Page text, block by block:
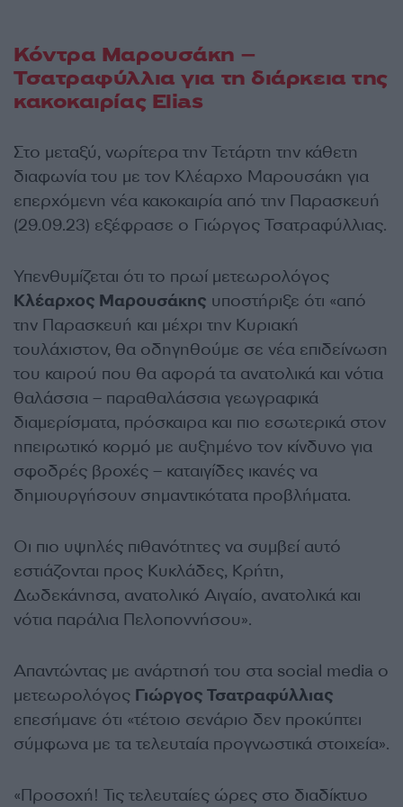
Κόντρα Μαρουσάκη –
Τσατραφύλλια για τη διάρκεια της
κακοκαιρίας Elias
Στο μεταξύ, νωρίτερα την Τετάρτη την κάθετη
διαφωνία του με τον Κλέαρχο Μαρουσάκη για
επερχόμενη νέα κακοκαιρία από την Παρασκευή
(29.09.23) εξέφρασε ο Γιώργος Τσατραφύλλιας.
Υπενθυμίζεται ότι το πρωί μετεωρολόγος
Κλέαρχος Μαρουσάκης υποστήριξε ότι «από
την Παρασκευή και μέχρι την Κυριακή
τουλάχιστον, θα οδηγηθούμε σε νέα επιδείνωση
του καιρού που θα αφορά τα ανατολικά και νότια
θαλάσσια – παραθαλάσσια γεωγραφικά
διαμερίσματα, πρόσκαιρα και πιο εσωτερικά στον
ηπειρωτικό κορμό με αυξημένο τον κίνδυνο για
σφοδρές βροχές – καταιγίδες ικανές να
δημιουργήσουν σημαντικότατα προβλήματα.
Οι πιο υψηλές πιθανότητες να συμβεί αυτό
εστιάζονται προς Κυκλάδες, Κρήτη,
Δωδεκάνησα, ανατολικό Αιγαίο, ανατολικά και
νότια παράλια Πελοποννήσου».
Απαντώντας με ανάρτησή του στα social media ο
μετεωρολόγος Γιώργος Τσατραφύλλιας
επεσήμανε ότι «τέτοιο σενάριο δεν προκύπτει
σύμφωνα με τα τελευταία προγνωστικά στοιχεία».
«Προσοχή! Τις τελευταίες ώρες στο διαδίκτυο